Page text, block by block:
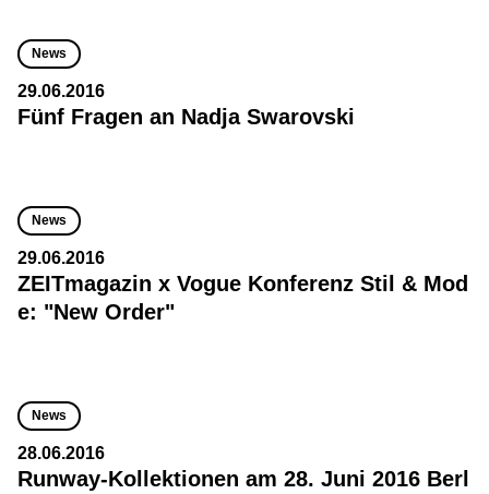
News
29.06.2016
Fünf Fragen an Nadja Swarovski
News
29.06.2016
ZEITmagazin x Vogue Konferenz Stil & Mod
e: "New Order"
News
28.06.2016
Runway-Kollektionen am 28. Juni 2016 Berl